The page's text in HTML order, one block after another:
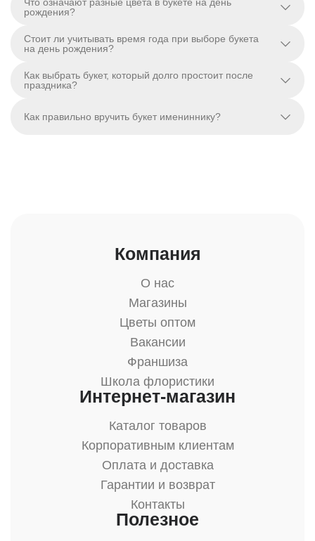
рождения?
Стоит ли учитывать время года при выборе букета
на день рождения?
Как выбрать букет, который долго простоит после
праздника?
Как правильно вручить букет имениннику?
Компания
О нас
Магазины
Цветы оптом
Вакансии
Франшиза
Школа флористики
Интернет-магазин
Каталог товаров
Корпоративным клиентам
Оплата и доставка
Гарантии и возврат
Контакты
Полезное